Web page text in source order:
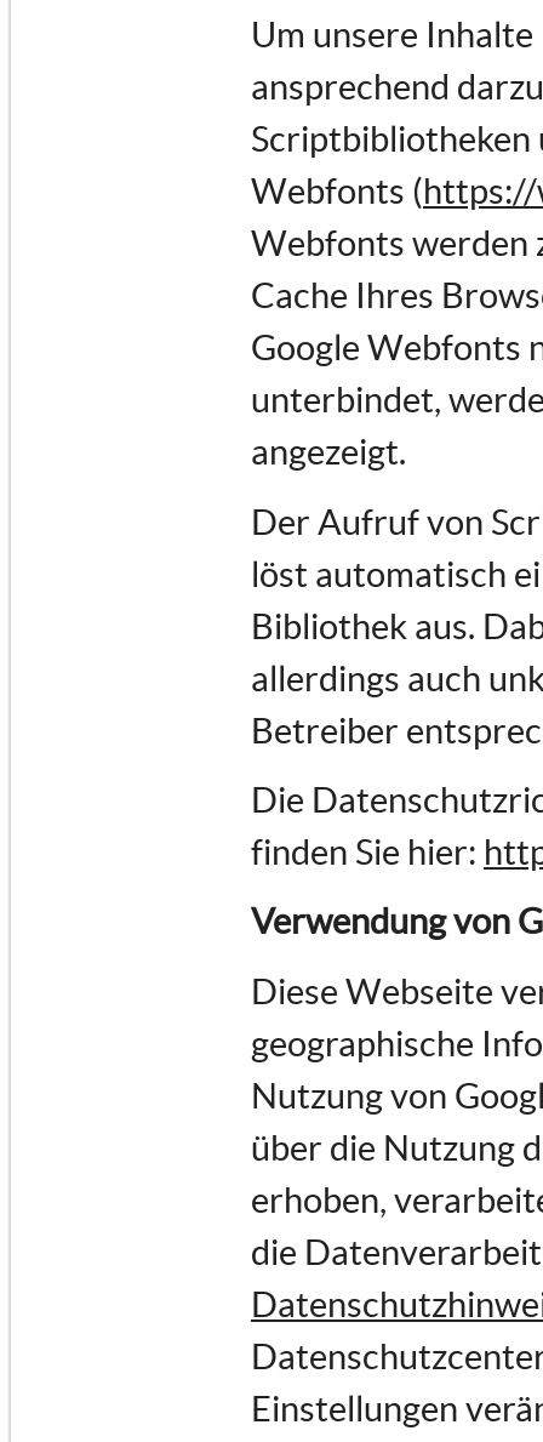
Um unsere
ansprechend
Scriptbibliotheken
Webfonts (https://
Webfonts werden
Cache Ihres
Google Webfonts
unterbindet,
angezeigt.
Der Aufruf von
löst automatisch
Bibliothek aus.
allerdings auch
Betreiber
Die
finden Sie hier:
Verwendung von
Diese Webseite
geographische
Nutzung von
über die Nutzung
erhoben,
die
Einstellungen